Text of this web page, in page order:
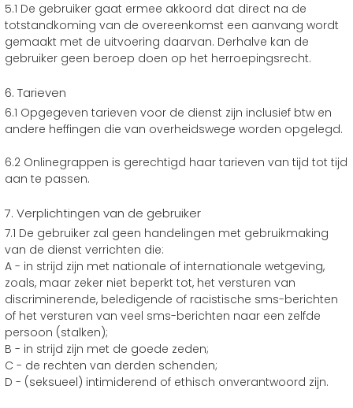
5.1 De gebruiker gaat ermee akkoord dat direct na de
totstandkoming van de overeenkomst een aanvang wordt
gemaakt met de uitvoering daarvan. Derhalve kan de
gebruiker geen beroep doen op het herroepingsrecht.
6. Tarieven
6.1 Opgegeven tarieven voor de dienst zijn inclusief btw en
andere heffingen die van overheidswege worden opgelegd.
6.2 Onlinegrappen is gerechtigd haar tarieven van tijd tot tijd
aan te passen.
7. Verplichtingen van de gebruiker
7.1 De gebruiker zal geen handelingen met gebruikmaking
van de dienst verrichten die:
A - in strijd zijn met nationale of internationale wetgeving,
zoals, maar zeker niet beperkt tot, het versturen van
discriminerende, beledigende of racistische sms-berichten
of het versturen van veel sms-berichten naar een zelfde
persoon (stalken);
B - in strijd zijn met de goede zeden;
C - de rechten van derden schenden;
D - (seksueel) intimiderend of ethisch onverantwoord zijn.